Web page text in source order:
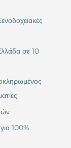
σε 10
100%